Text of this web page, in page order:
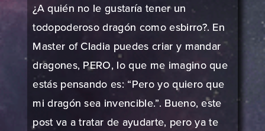
¿A quién no le gustaría tener un
todopoderoso dragón como esbirro?. En
Master of Cladia puedes criar y mandar
dragones, PERO, lo que me imagino que
estás pensando es: “Pero yo quiero que
mi dragón sea invencible.”. Bueno, este
post va a tratar de ayudarte, pero ya te